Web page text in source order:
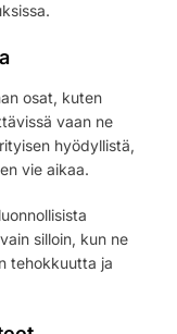
osat, kuten
vaan ne
hyödyllistä,
vie aikaa.
silloin, kun ne
tehokkuutta ja